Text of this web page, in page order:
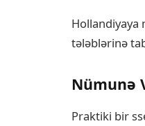
Hollandiyaya
tələblərinə
Nümunə
Praktiki bir